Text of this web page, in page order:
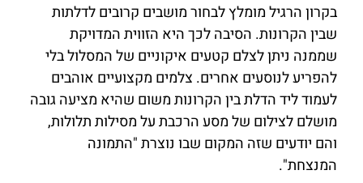
בקרון הרגיל מומלץ לבחור מושבים קרובים לדלתות
שבין הקרונות. הסיבה לכך היא הזווית המדויקת
שממנה ניתן לצלם קטעים איקוניים של המסלול בלי
להפריע לנוסעים אחרים. צלמים מקצועיים אוהבים
לעמוד ליד הדלת בין הקרונות משום שהיא מציעה גובה
מושלם לצילום של מסע הרכבת על מסילות תלולות,
והם יודעים שזה המקום שבו נוצרת "התמונה
המנצחת".